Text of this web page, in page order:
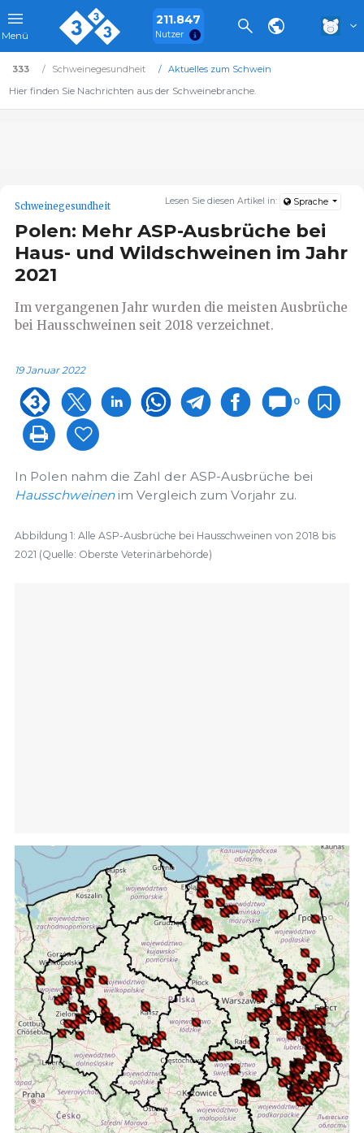
Menü
211.847
Nutzer
333 Schweinegesundheit
Aktuelles zum Schwein
Hier finden Sie Nachrichten aus der Schweinebranche.
Lesen Sie diesen Artikel in: Sprache
Schweinegesundheit
Polen: Mehr ASP-Ausbrüche bei
Haus- und Wildschweinen im Jahr
2021
Im vergangenen Jahr wurden die meisten Ausbrüche
bei Hausschweinen seit 2018 verzeichnet.
19 Januar 2022
0
In Polen nahm die Zahl der ASP-Ausbrüche bei
Hausschweinen im Vergleich zum Vorjahr zu.
Abbildung 1: Alle ASP-Ausbrüche bei Hausschweinen von 2018 bis
2021 (Quelle: Oberste Veterinärbehörde)